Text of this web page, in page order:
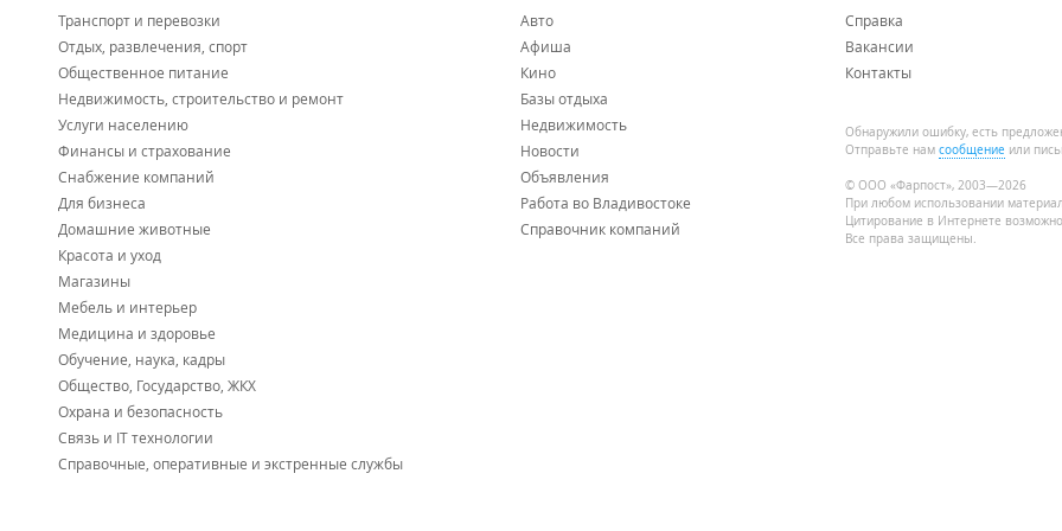
Май 2023
Апрель 2023
Продуктовой рынок "На Спортивной", супермаркеты "Реми" и "Фреш-25", придомовые магазины,
Детские сады №49, 147 117, 97, 19,
Общеобразовательные школы №41, 21, 25,
Филиалы высших и средних учебных заведений (лицей ВГУЭС, Таможенная академия) в 20 минутах езды на
Спортивная, музыкальная школа, а также школа английского языка,
5 минут пешком до остановки общественного транспорта.
Расположение ЖК Сафонов:
ЖК располагается между улиц Сафонова и Талалихина.
Продажа квартир ЖК Сафонов:
Оплата происходит только после регистрации Договора долевого участия и выдачи на руки клиенту страхового полиса
стоимость квартиры (Страхование ответственности застройщика):
100% оплата;
Ипотека:Сбербанк России
Рассрочка - первоначальный взнос 50%, остаток средств вносится ежемесячно до конца строительства.
Посмотреть предложения о продаже квартир в ЖК Сафонов можно на
Новости:
2025 год
Транспорт и перевозки
Отдых, развлечения, спорт
Общественное питание
Недвижимость, строительство и ремонт
Услуги населению
Финансы и страхование
Снабжение компаний
Для бизнеса
Домашние животные
Красота и уход
Магазины
Мебель и интерьер
Медицина и здоровье
Обучение, наука, кадры
Общество, Государство, ЖКХ
Охрана и безопасность
Связь и IT технологии
Справочные, оперативные и экстренные службы
Авто
Афиша
Кино
Базы отдыха
Недвижимость
Новости
Объявления
Работа во Владивостоке
Справочник компаний
Справка
Вакансии
Контакты
Обнаружили ошибку, есть
Отправьте нам сообщение или
© ООО «Фарпост», 2003—2026
При любом использовании
Цитирование в Интернете
Все права защищены.